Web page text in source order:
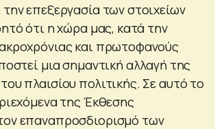
επεξεργασία των στοιχείων
ότι η χώρα μας, κατά την
και πρωτοφανούς
μια σημαντική αλλαγή της
πλαισίου πολιτικής. Σε αυτό το
της Έκθεσης
επαναπροσδιορισμό των